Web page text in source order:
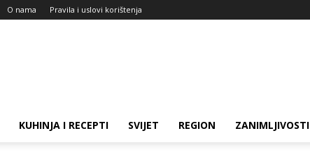
O nama Pravila i uslovi korištenja
KUHINJA I RECEPTI SVIJET REGION ZANIMLJIVOSTI